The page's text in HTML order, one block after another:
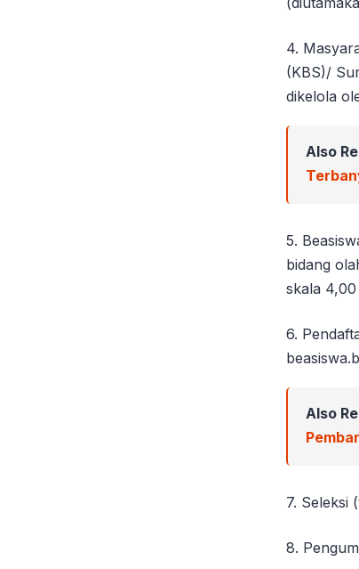
4.
(KBS)/
dikelola
Also
5.
bidang
skala 4,00
6.
Also
7. Seleksi
8.